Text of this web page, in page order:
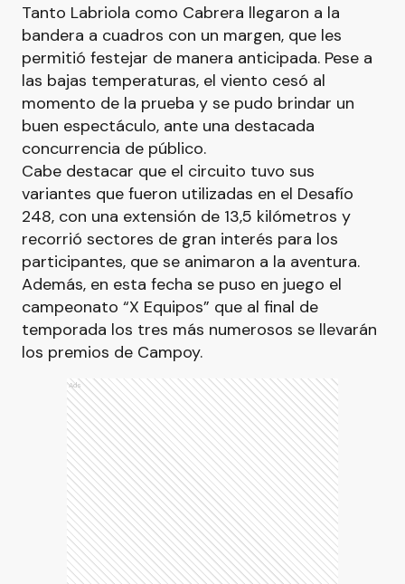
Tanto Labriola como Cabrera llegaron a la
bandera a cuadros con un margen, que les
permitió festejar de manera anticipada. Pese a
las bajas temperaturas, el viento cesó al
momento de la prueba y se pudo brindar un
buen espectáculo, ante una destacada
concurrencia de público.
Cabe destacar que el circuito tuvo sus
variantes que fueron utilizadas en el Desafío
248, con una extensión de 13,5 kilómetros y
recorrió sectores de gran interés para los
participantes, que se animaron a la aventura.
Además, en esta fecha se puso en juego el
campeonato “X Equipos” que al final de
temporada los tres más numerosos se llevarán
los premios de Campoy.
Ads